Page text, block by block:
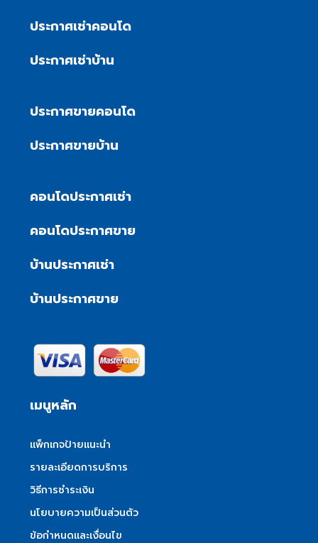
ประกาศเช่าคอนโด
ประกาศเช่าบ้าน
ประกาศขายคอนโด
ประกาศขายบ้าน
คอนโดประกาศเช่า
คอนโดประกาศขาย
บ้านประกาศเช่า
บ้านประกาศขาย
เมนูหลัก
แพ็กเกจป้ายแนะนำ
รายละเอียดการบริการ
วิธีการชำระเงิน
นโยบายความเป็นส่วนตัว
ข้อกำหนดและเงื่อนไข